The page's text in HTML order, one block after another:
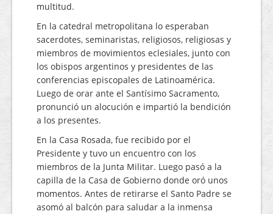
multitud.
En la catedral metropolitana lo esperaban
sacerdotes, seminaristas, religiosos, religiosas y
miembros de movimientos eclesiales, junto con
los obispos argentinos y presidentes de las
conferencias episcopales de Latinoamérica.
Luego de orar ante el Santísimo Sacramento,
pronunció un alocución e impartió la bendición
a los presentes.
En la Casa Rosada, fue recibido por el
Presidente y tuvo un encuentro con los
miembros de la Junta Militar. Luego pasó a la
capilla de la Casa de Gobierno donde oró unos
momentos. Antes de retirarse el Santo Padre se
asomó al balcón para saludar a la inmensa